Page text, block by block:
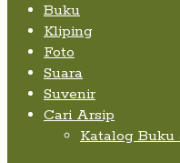
Buku
Kliping
Foto
Suara
Suvenir
Cari Arsip
Katalog Buku